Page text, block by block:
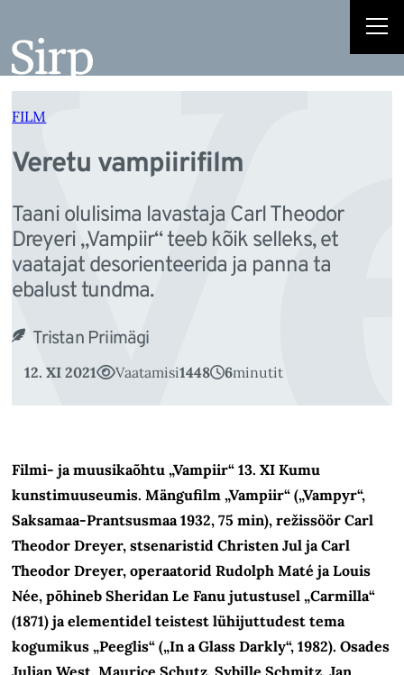
juurde
FILM
Veretu vampiirifilm
Taani olulisima lavastaja Carl Theodor
Dreyeri „Vampiir“ teeb kõik selleks, et
vaatajat desorienteerida ja panna ta
ebalust tundma.
Tristan Priimägi
12. XI 2021 Vaatamisi1448 6minutit
Filmi- ja muusikaõhtu „Vampiir“ 13. XI Kumu
kunstimuuseumis. Mängufilm „Vampiir“ („Vampyr“,
Saksamaa-Prantsusmaa 1932, 75 min), režissöör Carl
Theodor Dreyer, stsenaristid Christen Jul ja Carl
Theodor Dreyer, operaatorid Rudolph Maté ja Louis
Née, põhineb Sheridan Le Fanu jutustusel „Carmilla“
(1871) ja elementidel teistest lühijuttudest tema
kogumikus „Peeglis“ („In a Glass Darkly“, 1982). Osades